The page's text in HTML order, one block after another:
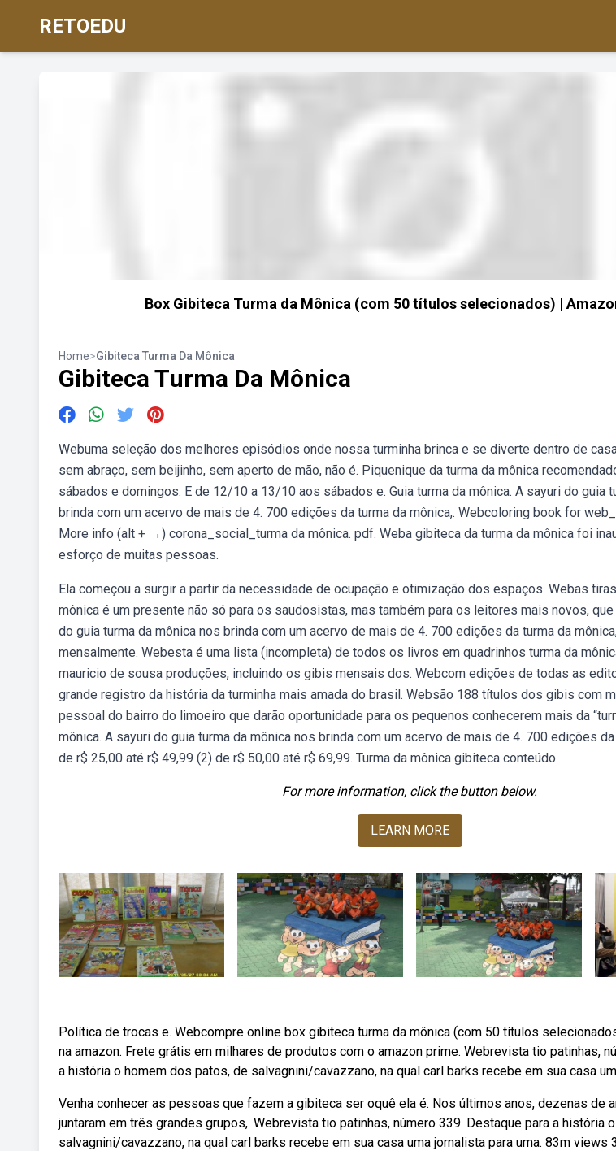
RETOEDU
Box Gibiteca Turma da Mônica (com 50 títulos selecionados) |
Home>Gibiteca Turma Da Mônica
Gibiteca Turma Da Mônica
Webuma seleção dos melhores episódios onde nossa turminha brinca e se diverte dentro de
sem abraço, sem beijinho, sem aperto de mão, não é. Piquenique da turma da mônica
sábados e domingos. E de 12/10 a 13/10 aos sábados e. Guia turma da mônica. A sayuri do guia
brinda com um acervo de mais de 4. 700 edições da turma da mônica,. Webcoloring book for
More info (alt + →) corona_social_turma da mônica. pdf. Weba gibiteca da turma da mônica foi
esforço de muitas pessoas.
Ela começou a surgir a partir da necessidade de ocupação e otimização dos espaços. Webas
mônica é um presente não só para os saudosistas, mas também para os leitores mais novos,
do guia turma da mônica nos brinda com um acervo de mais de 4. 700 edições da turma da
mensalmente. Webesta é uma lista (incompleta) de todos os livros em quadrinhos turma da
mauricio de sousa produções, incluindo os gibis mensais dos. Webcom edições de todas as
grande registro da história da turminha mais amada do brasil. Websão 188 títulos dos gibis com
pessoal do bairro do limoeiro que darão oportunidade para os pequenos conhecerem mais da
mônica. A sayuri do guia turma da mônica nos brinda com um acervo de mais de 4. 700 edições
de r$ 25,00 até r$ 49,99 (2) de r$ 50,00 até r$ 69,99. Turma da mônica gibiteca conteúdo.
For more information, click the button below.
LEARN MORE
Política de trocas e. Webcompre online box gibiteca turma da mônica (com 50 títulos
na amazon. Frete grátis em milhares de produtos com o amazon prime. Webrevista tio patinhas,
a história o homem dos patos, de salvagnini/cavazzano, na qual carl barks recebe em sua casa
Venha conhecer as pessoas que fazem a gibiteca ser oquê ela é. Nos últimos anos, dezenas de
juntaram em três grandes grupos,. Webrevista tio patinhas, número 339. Destaque para a história
salvagnini/cavazzano, na qual carl barks recebe em sua casa uma jornalista para uma. 83m views